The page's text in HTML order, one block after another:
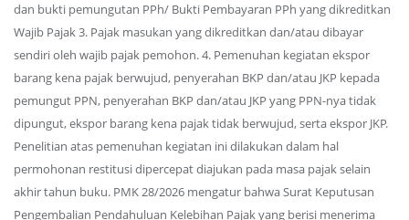
dan bukti pemungutan PPh/ Bukti Pembayaran PPh yang dikreditkan
Wajib Pajak 3. Pajak masukan yang dikreditkan dan/atau dibayar
sendiri oleh wajib pajak pemohon. 4. Pemenuhan kegiatan ekspor
barang kena pajak berwujud, penyerahan BKP dan/atau JKP kepada
pemungut PPN, penyerahan BKP dan/atau JKP yang PPN-nya tidak
dipungut, ekspor barang kena pajak tidak berwujud, serta ekspor JKP.
Penelitian atas pemenuhan kegiatan ini dilakukan dalam hal
permohonan restitusi dipercepat diajukan pada masa pajak selain
akhir tahun buku. PMK 28/2026 mengatur bahwa Surat Keputusan
Pengembalian Pendahuluan Kelebihan Pajak yang berisi menerima